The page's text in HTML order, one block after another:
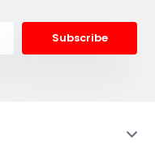
Subscribe